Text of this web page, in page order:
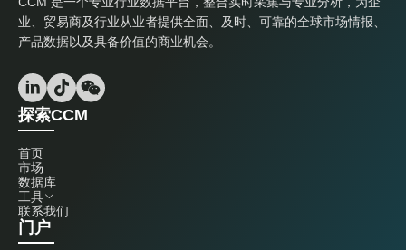
业、贸易商及行业从业者提供全面、及时、可靠的全球市场情报、
产品数据以及具备价值的商业机会。
探索CCM
首页
市场
数据库
工具
联系我们
门户